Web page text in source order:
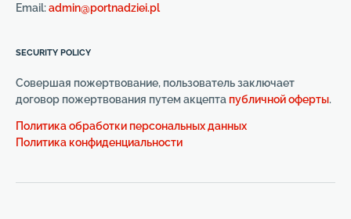
Email:admin@portnadziei.pl
SECURITY POLICY
Совершая пожертвование, пользователь заключает
договор пожертвования путем акцепта публичной оферты.
Политика обработки персональных данных
Политика конфиденциальности